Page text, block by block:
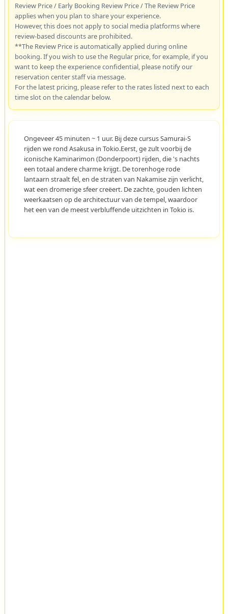
Review Price / Early Booking Review Price / The Review Price
applies when you plan to share your experience.
However, this does not apply to social media platforms where
review-based discounts are prohibited.
**The Review Price is automatically applied during online
booking. If you wish to use the Regular price, for example, if you
want to keep the experience confidential, please notify our
reservation center staff via message.
For the latest pricing, please refer to the rates listed next to each
time slot on the calendar below.
Ongeveer 45 minuten ~ 1 uur. Bij deze cursus Samurai-S
rijden we rond Asakusa in Tokio.Eerst, ge zult voorbij de
iconische Kaminarimon (Donderpoort) rijden, die 's nachts
een totaal andere charme krijgt. De torenhoge rode
lantaarn straalt fel, en de straten van Nakamise zijn verlicht,
wat een dromerige sfeer creëert. De zachte, gouden lichten
weerkaatsen op de architectuur van de tempel, waardoor
het een van de meest verbluffende uitzichten in Tokio is.